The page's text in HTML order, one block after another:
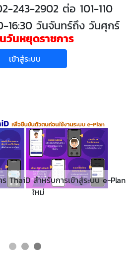
243-2902 ต่อ 101-110
16:30 วันจันทร์ถึง วันศุกร์
วันหยุดราชการ
เข้าสู่ระบบ
ThaiD สำหรับการเข้าสู่ระบบ e-Plan
ใหม่